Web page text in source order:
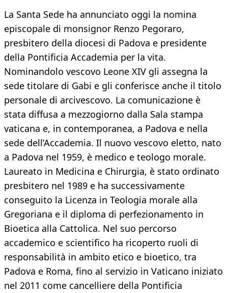
La Santa Sede ha annunciato oggi la nomina
episcopale di monsignor Renzo Pegoraro,
presbitero della diocesi di Padova e presidente
della Pontificia Accademia per la vita.
Nominandolo vescovo Leone XIV gli assegna la
sede titolare di Gabi e gli conferisce anche il titolo
personale di arcivescovo. La comunicazione è
stata diffusa a mezzogiorno dalla Sala stampa
vaticana e, in contemporanea, a Padova e nella
sede dell’Accademia. Il nuovo vescovo eletto, nato
a Padova nel 1959, è medico e teologo morale.
Laureato in Medicina e Chirurgia, è stato ordinato
presbitero nel 1989 e ha successivamente
conseguito la Licenza in Teologia morale alla
Gregoriana e il diploma di perfezionamento in
Bioetica alla Cattolica. Nel suo percorso
accademico e scientifico ha ricoperto ruoli di
responsabilità in ambito etico e bioetico, tra
Padova e Roma, fino al servizio in Vaticano iniziato
nel 2011 come cancelliere della Pontificia